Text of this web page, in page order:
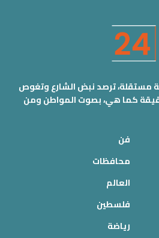
مستقلة، ترصد نبض الشارع وتغوص
كما هي، بصوت المواطن ومن
فن
محافظات
العالم
فلسطين
رياضة